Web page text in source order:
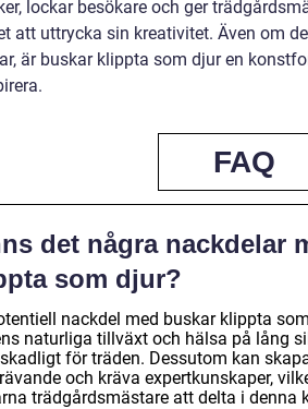
lockar besökare och ger
att uttrycka sin kreativitet. Även om
är buskar klippta som djur en
FAQ
det några nackdelar
som djur?
nackdel med buskar klippta
naturliga tillväxt och hälsa på lång
för träden. Dessutom kan
och kräva expertkunskaper,
trädgårdsmästare att delta i denna